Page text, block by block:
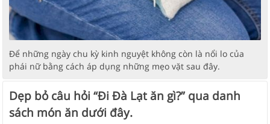
Để những ngày chu kỳ kinh nguyệt không còn là nổi lo của
phái nữ bằng cách áp dụng những mẹo vặt sau đây.
Dẹp bỏ câu hỏi “Đi Đà Lạt ăn gì?” qua danh
sách món ăn dưới đây.